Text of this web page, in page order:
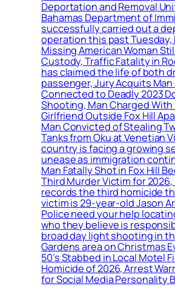
Deportation and Removal
Bahamas Department of
successfully carried out a
operation this past Tuesday,
Missing American Woman
Custody, Traffic Fatality in
has claimed the life of both
passenger, Jury Acquits
Connected to Deadly 2023
Shooting, Man Charged With
Girlfriend Outside Fox Hill
Man Convicted of Stealing
Tanks from Oku at Venetian
country is facing a growing
unease as immigration
Man Fatally Shot in Fox Hill
Third Murder Victim for 2026,
records the third homicide
victim is 29-year-old Jason
Police need your help
who they believe is
broad day light shooting in
Gardens area on Christmas
50’s Stabbed in Local Motel
Homicide of 2026, Arrest
for Social Media Personality